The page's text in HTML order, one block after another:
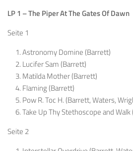
LP 1 – The Piper At The Gates Of Dawn
Seite 1
Astronomy Domine (Barrett)
Lucifer Sam (Barrett)
Matilda Mother (Barrett)
Flaming (Barrett)
Pow R. Toc H. (Barrett, Waters,
Take Up Thy Stethoscope and Walk
Seite 2